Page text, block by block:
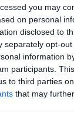
you may
on personal
disclosed to
separately opt-
information
participants.
to third parties
that may
Jíst se má v
při tom mám
takhle. Krávy
spálí, u nás
nemoc šílených
moučky při
nebyly valuty.